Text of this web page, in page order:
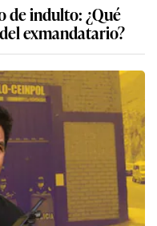
de indulto: ¿Qué
a favor del exmandatario?